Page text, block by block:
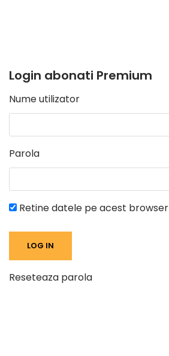
Login abonati Premium
Nume utilizator
Parola
Retine datele pe acest browser
Reseteaza parola